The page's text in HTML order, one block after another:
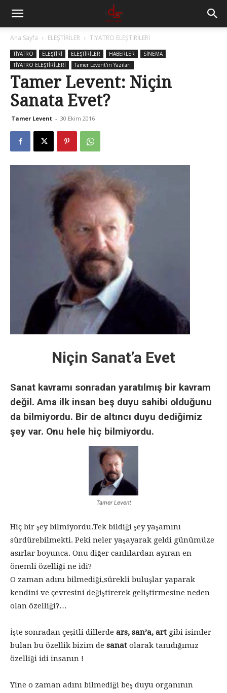
Ana Sayfa ELEŞTİRİLER TİYATRO ELEŞTİRİLERİ
TİYATRO ELEŞTİRİ ELEŞTİRİLER HABERLER
SİNEMA
TİYATRO ELEŞTİRİLERİ
Tamer Levent'in Yazıları
Tamer Levent: Niçin
Sanata Evet?
Tamer Levent - 30 Ekim 2016
Niçin Sanat’a Evet
Sanat kavramı sonradan yaratılmış bir kavram
değil. Ama ilk insan beş duyu sahibi olduğunu
da bilmiyordu. Bir de altıncı duyu dediğimiz
şey var. Onu hele hiç bilmiyordu.
Tamer Levent
Hiç bir şey bilmiyordu.Tek bildiği şey yaşamını
sürdürebilmekti. Peki neler yaşayarak geldi günümüze
asırlar boyunca. Onu diğer canlılardan ayıran en
önemli özelliği ne idi?
O zaman adını bilmediği,sürekli buluşlar yaparak
kendini ve çevresini değiştirerek geliştirmesine neden
olan özelliği?…
İşte sonradan çeşitli dillerde ars, san’a, art gibi isimler
bulan bu özellik bizim de sanat olarak tanıdığımız
özelliği idi insanın !
Yine o zaman adını bilmediği beş duyu organının